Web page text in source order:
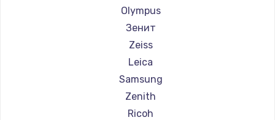
Olympus
Зенит
Zeiss
Leica
Samsung
Zenith
Ricoh